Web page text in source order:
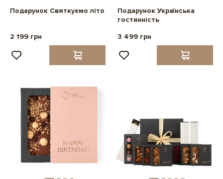
Подарунок Святкуємо літо
2 199 грн
Подарунок Українська
гостинність
3 499 грн